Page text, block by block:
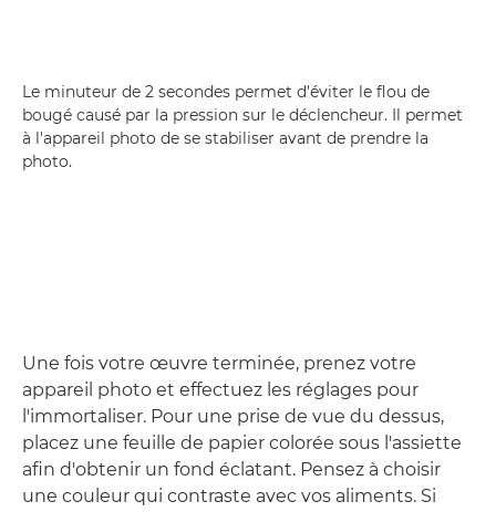
Le minuteur de 2 secondes permet d'éviter le flou de
bougé causé par la pression sur le déclencheur. Il permet
à l'appareil photo de se stabiliser avant de prendre la
photo.
Une fois votre œuvre terminée, prenez votre
appareil photo et effectuez les réglages pour
l'immortaliser. Pour une prise de vue du dessus,
placez une feuille de papier colorée sous l'assiette
afin d'obtenir un fond éclatant. Pensez à choisir
une couleur qui contraste avec vos aliments. Si